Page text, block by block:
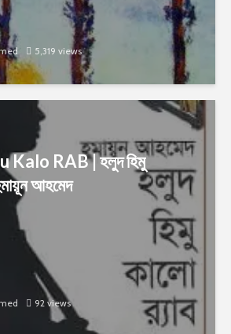
5,319 views
Kalo RAB | হলুদ হিমু
আহমেদ
92 views